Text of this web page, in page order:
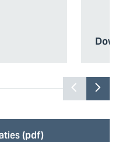
Toon
vorige
slide
(pdf)